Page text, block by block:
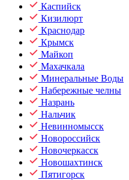
Каспийск
Кизилюрт
Краснодар
Крымск
Майкоп
Махачкала
Минеральные Воды
Набережные челны
Назрань
Нальчик
Невинномысск
Новороссийск
Новочеркасск
Новошахтинск
Пятигорск